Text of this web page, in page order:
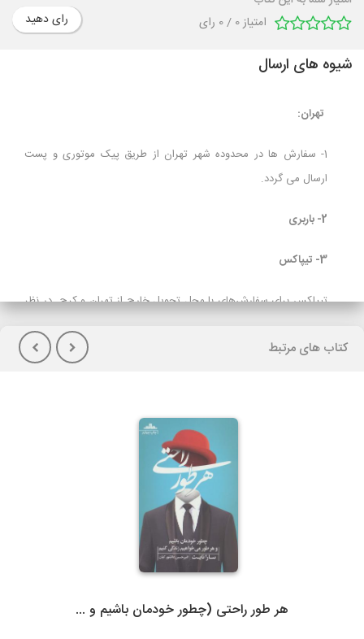
امتیاز0
/
0 رای رای دهید
شیوه های ارسال
تهران:
1- سفارش ها در محدوده شهر تهران از طریق پیک موتوری و پست
ارسال می گردد.
2- باربری
3- تیپاکس
تیپاکس برای سفارش‌های با محل تحویل خارج از تهران و کرج در نظر
هنگام تحویل کالا(پس کرایه) دارند توصیه می شود.
گیلان)نسبت به سایر روشهای ارسال سریعتر می باشد. در صورت انتخاب
ارسال با پست تیپاکس، هزینه حمل به عهده مشتری خواهد بود.
سرویس‌دهی تیپاکس در بیش از 80 شهر که تک مسیره هستند به طور
معمول 24 ساعته است. شهرهایی که دومسیره یا راه دور هستند، معمولاً
کتاب های مرتبط
هر طور راحتی (چطور خودمان باشیم و ...